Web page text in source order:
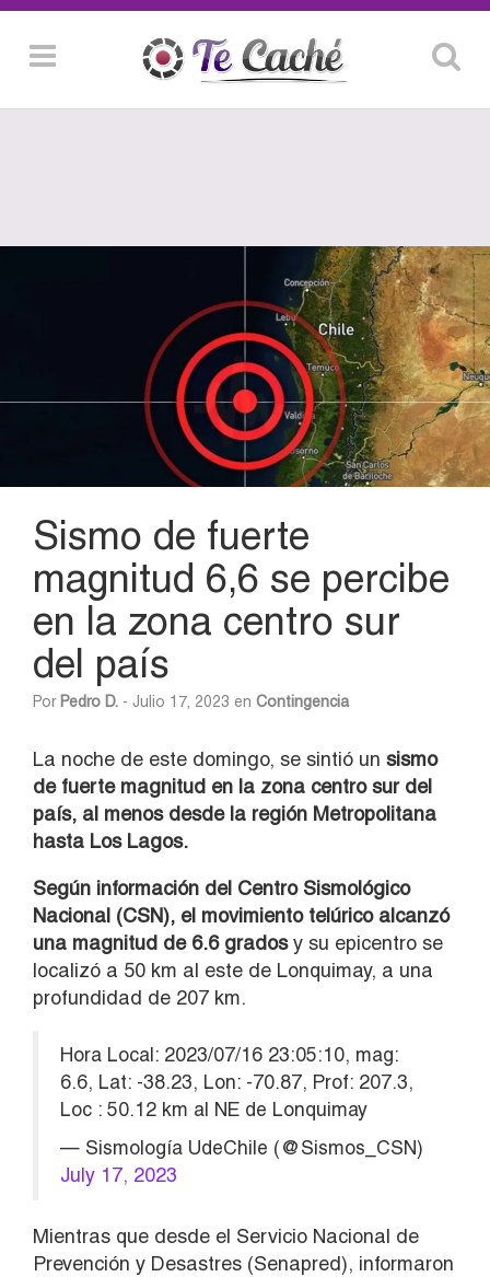
Sismo de fuerte
magnitud 6,6 se percibe
en la zona centro sur
del país
Por Pedro D. - Julio 17, 2023 en Contingencia
La noche de este domingo, se sintió un sismo
de fuerte magnitud en la zona centro sur del
país, al menos desde la región Metropolitana
hasta Los Lagos.
Según información del Centro Sismológico
Nacional (CSN), el movimiento telúrico alcanzó
una magnitud de 6.6 gradosy su epicentro se
localizó a 50 km al este de Lonquimay, a una
profundidad de 207 km.
Hora Local: 2023/07/16 23:05:10, mag:
6.6, Lat: -38.23, Lon: -70.87, Prof: 207.3,
Loc : 50.12 km al NE de Lonquimay
— Sismología UdeChile (@Sismos_CSN)
July 17, 2023
Mientras que desde el Servicio Nacional de
Prevención y Desastres (Senapred), informaron